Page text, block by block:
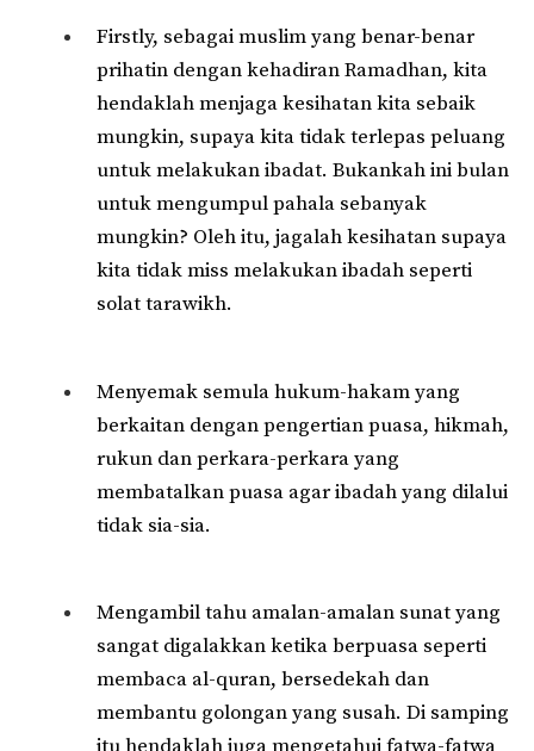
Firstly, sebagai muslim yang benar-benar
prihatin dengan kehadiran Ramadhan, kita
hendaklah menjaga kesihatan kita sebaik
mungkin, supaya kita tidak terlepas peluang
untuk melakukan ibadat. Bukankah ini bulan
untuk mengumpul pahala sebanyak
mungkin? Oleh itu, jagalah kesihatan supaya
kita tidak miss melakukan ibadah seperti
solat tarawikh.
Menyemak semula hukum-hakam yang
berkaitan dengan pengertian puasa, hikmah,
rukun dan perkara-perkara yang
membatalkan puasa agar ibadah yang dilalui
tidak sia-sia.
Mengambil tahu amalan-amalan sunat yang
sangat digalakkan ketika berpuasa seperti
membaca al-quran, bersedekah dan
membantu golongan yang susah. Di samping